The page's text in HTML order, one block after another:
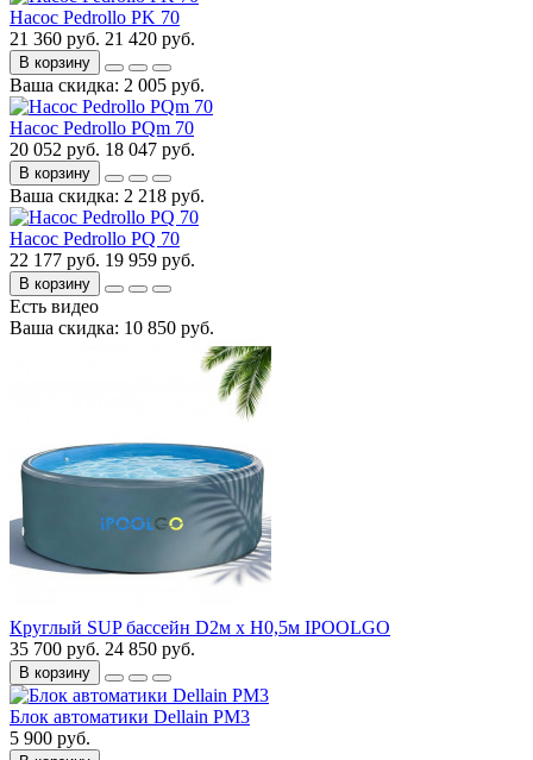
Насос Pedrollo PK 70
21 360 руб. 21 420 руб.
В корзину
Ваша скидка: 2 005 руб.
Насос Pedrollo PQm 70
20 052 руб. 18 047 руб.
В корзину
Ваша скидка: 2 218 руб.
Насос Pedrollo PQ 70
22 177 руб. 19 959 руб.
В корзину
Есть видео
Ваша скидка: 10 850 руб.
Круглый SUP бассейн D2м х H0,5м IPOOLGO
35 700 руб. 24 850 руб.
В корзину
Блок автоматики Dellain PM3
5 900 руб.